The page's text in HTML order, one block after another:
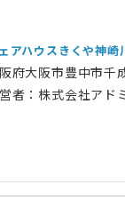
アハウスきくや神崎
府大阪市豊中市千
者：株式会社アド